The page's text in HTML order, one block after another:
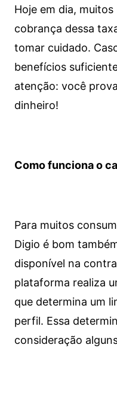
Hoje em dia,
cobrança dessa
tomar cuidado.
benefícios
atenção: você
dinheiro!
Como funciona o
Para muitos
Digio é bom
disponível na
plataforma realiza
que determina um
perfil. Essa
consideração